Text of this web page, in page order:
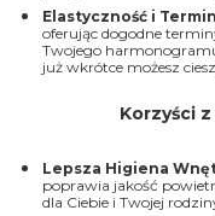
Korzyści
Lepsza Higiena
poprawia jakość
dla Ciebie i Twojej
Elastyczność i
oferując dogodne
Twojego
już wkrótce możesz